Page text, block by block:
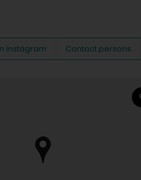
Instagram Contact persons